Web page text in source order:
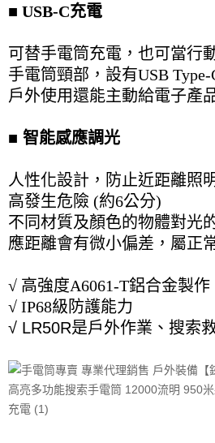
■ USB-C充電
可替手電筒充電，也可當行
手電筒頸部，設有USB
戶外使用還能主動給電子產
■ 智能感應調光
人性化設計，防止近距離照
高發生危險 (約6公分)
不同材質及顏色的物體對光
應距離會有微小偏差，屬正
√ 高強度A6061-T鋁合金製作
√ IP68級防護能力
√ LR50R是戶外作業、搜索